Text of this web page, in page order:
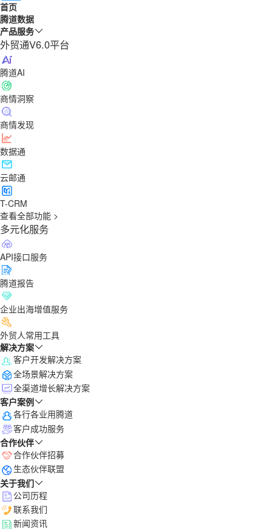
首页
腾道数据
产品服务
外贸通V6.0平台
腾道AI
商情洞察
商情发现
数据通
云邮通
T-CRM
查看全部功能 >
多元化服务
API接口服务
腾道报告
企业出海增值服务
外贸人常用工具
解决方案
客户开发解决方案
全场景解决方案
全渠道增长解决方案
客户案例
各行各业用腾道
客户成功服务
合作伙伴
合作伙伴招募
生态伙伴联盟
关于我们
公司历程
联系我们
新闻资讯